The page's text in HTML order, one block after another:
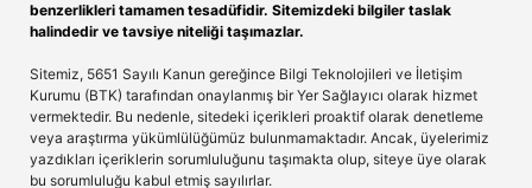
benzerlikleri tamamen tesadüfidir. Sitemizdeki bilgiler taslak
halindedir ve tavsiye niteliği taşımazlar.
Sitemiz, 5651 Sayılı Kanun gereğince Bilgi Teknolojileri ve İletişim
Kurumu (BTK) tarafından onaylanmış bir Yer Sağlayıcı olarak hizmet
vermektedir. Bu nedenle, sitedeki içerikleri proaktif olarak denetleme
veya araştırma yükümlülüğümüz bulunmamaktadır. Ancak, üyelerimiz
yazdıkları içeriklerin sorumluluğunu taşımakta olup, siteye üye olarak
bu sorumluluğu kabul etmiş sayılırlar.